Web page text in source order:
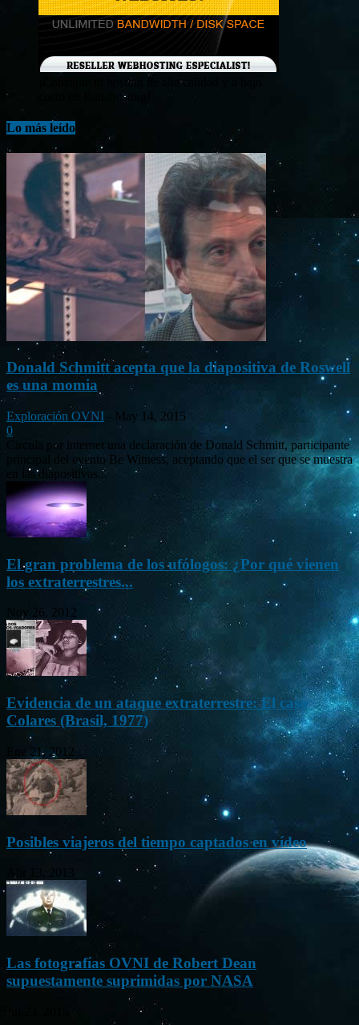
¡Consigue tu hosting de alta calidad y a bajo
costo en Banahosting!
Lo más leído
Donald Schmitt acepta que la diapositiva de Roswell
es una momia
Exploración OVNI - May 14, 2015
0
Circula por internet una declaración de Donald Schmitt, participante
principal del evento Be Witness, aceptando que el ser que se muestra
en las diapositivas...
El gran problema de los ufólogos: ¿Por qué vienen
los extraterrestres...
Nov 26, 2012
Evidencia de un ataque extraterrestre: El caso
Colares (Brasil, 1977)
Ene 21, 2012
Posibles viajeros del tiempo captados en vídeo
Las fotografías OVNI de Robert Dean
supuestamente suprimidas por NASA